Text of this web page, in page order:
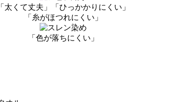
「太くて丈夫」「ひっかかりにくい」
「糸がほつれにくい」
「色が落ちにくい」